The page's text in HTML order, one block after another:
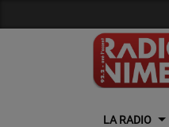
LA RADIO